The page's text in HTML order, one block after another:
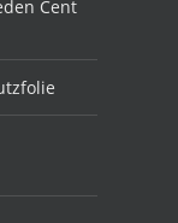
Cent